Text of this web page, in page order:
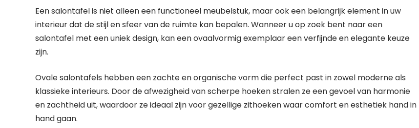
Een salontafel is niet alleen een functioneel meubelstuk, maar ook een belangrijk element in uw
interieur dat de stijl en sfeer van de ruimte kan bepalen. Wanneer u op zoek bent naar een
salontafel met een uniek design, kan een ovaalvormig exemplaar een verfijnde en elegante keuze
zijn.
Ovale salontafels hebben een zachte en organische vorm die perfect past in zowel moderne als
klassieke interieurs. Door de afwezigheid van scherpe hoeken stralen ze een gevoel van harmonie
en zachtheid uit, waardoor ze ideaal zijn voor gezellige zithoeken waar comfort en esthetiek hand in
hand gaan.